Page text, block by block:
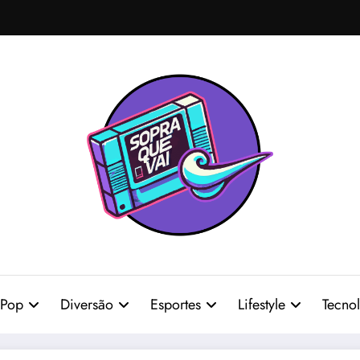
Diversão Esportes Lifestyle